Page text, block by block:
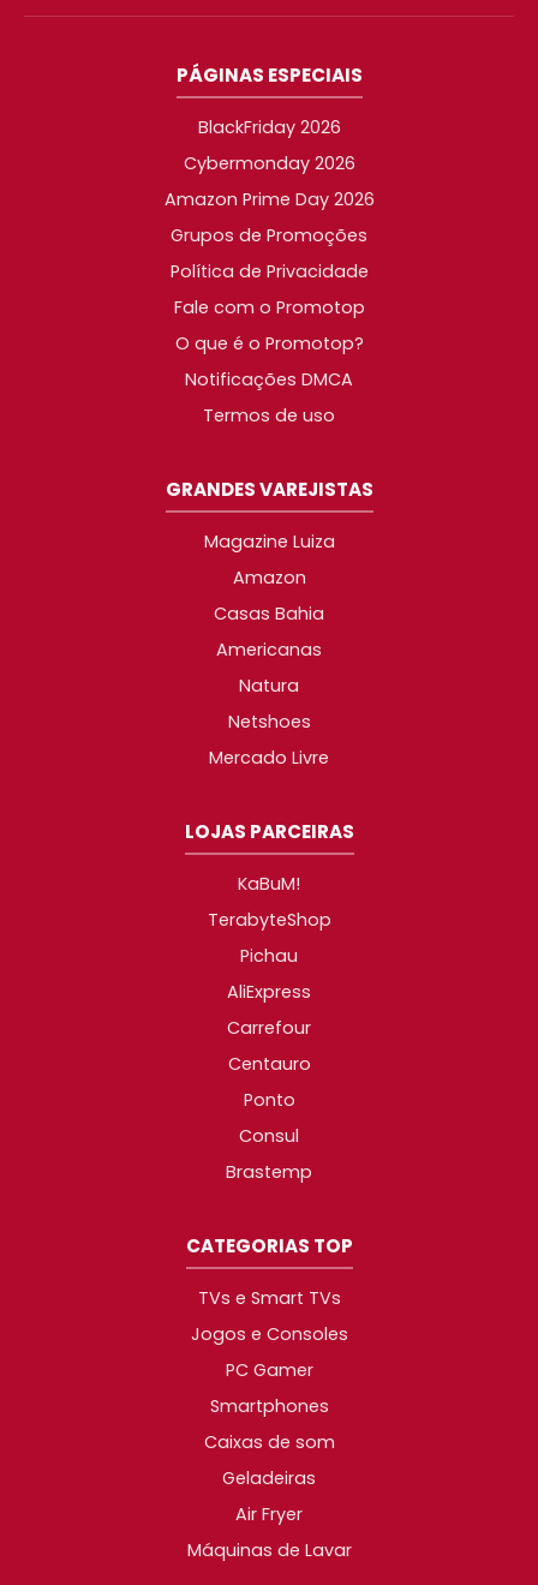
PÁGINAS ESPECIAIS
BlackFriday 2026
Cybermonday 2026
Amazon Prime Day 2026
Grupos de Promoções
Política de Privacidade
Fale com o Promotop
O que é o Promotop?
Notificações DMCA
Termos de uso
GRANDES VAREJISTAS
Magazine Luiza
Amazon
Casas Bahia
Americanas
Natura
Netshoes
Mercado Livre
LOJAS PARCEIRAS
KaBuM!
TerabyteShop
Pichau
AliExpress
Carrefour
Centauro
Ponto
Consul
Brastemp
CATEGORIAS TOP
TVs e Smart TVs
Jogos e Consoles
PC Gamer
Smartphones
Caixas de som
Geladeiras
Air Fryer
Máquinas de Lavar